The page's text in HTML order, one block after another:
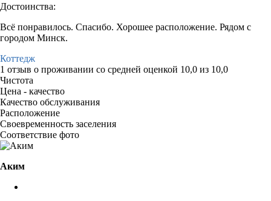
Достоинства:
Всё понравилось. Спасибо. Хорошее расположение. Рядом с
городом Минск.
Коттедж
1 отзыв о проживании со средней оценкой 10,0 из 10,0
Чистота
Цена - качество
Качество обслуживания
Расположение
Своевременность заселения
Соответствие фото
Аким